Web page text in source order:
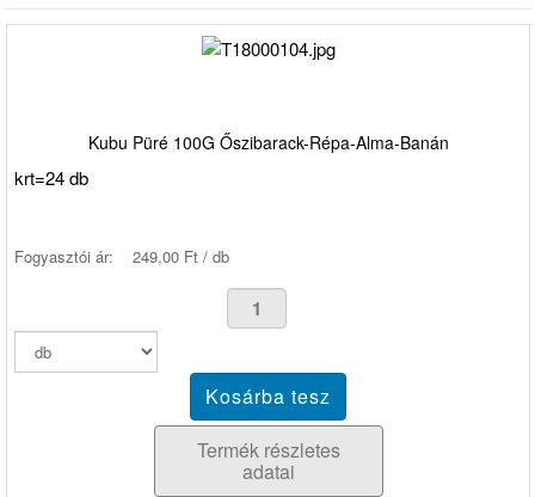
Kubu Püré 100G Őszibarack-Répa-Alma-Banán
krt=24 db
Fogyasztói ár: 249,00 Ft / db
Termék részletes
adatai